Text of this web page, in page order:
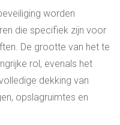
worden
die specifiek zijn voor
De grootte van het te
rol, evenals het
dekking van
opslagruimtes en